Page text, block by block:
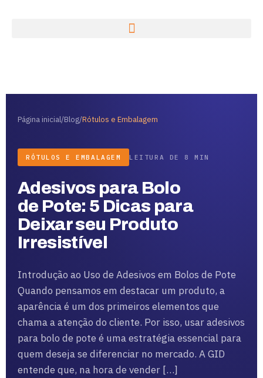
Página inicial/Blog/Rótulos e Embalagem
RÓTULOS E EMBALAGEM LEITURA DE 8 MIN
Adesivos para Bolo
de Pote: 5 Dicas para
Deixar seu Produto
Irresistível
Introdução ao Uso de Adesivos em Bolos de Pote
Quando pensamos em destacar um produto, a
aparência é um dos primeiros elementos que
chama a atenção do cliente. Por isso, usar adesivos
para bolo de pote é uma estratégia essencial para
quem deseja se diferenciar no mercado. A GID
entende que, na hora de vender […]